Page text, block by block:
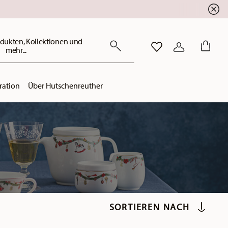
Kollektionen und
mehr...
WISHLISTANMELDEN
Über Hutschenreuther